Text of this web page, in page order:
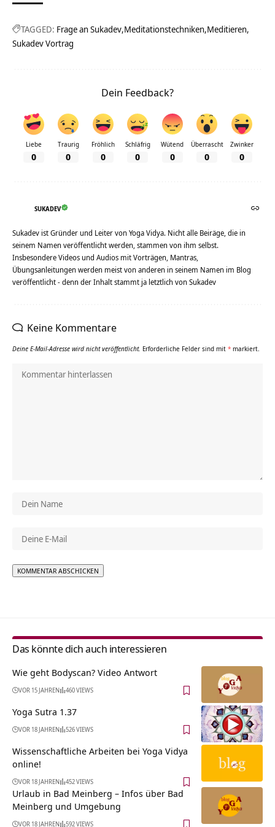
TAGGED: Frage an Sukadev Meditationstechniken Meditieren
Sukadev Vortrag
Dein Feedback?
Liebe
0
Traurig
0
Fröhlich
0
Schläfrig
0
Wütend
0
Überrascht
0
Zwinker
0
SUKADEV
Sukadev ist Gründer und Leiter von Yoga Vidya. Nicht alle Beiräge, die in
seinem Namen veröffentlicht werden, stammen von ihm selbst.
Insbesondere Videos und Audios mit Vorträgen, Mantras,
Übungsanleitungen werden meist von anderen in seinem Namen im Blog
veröffentlicht - denn der Inhalt stammt ja letztlich von Sukadev
Keine Kommentare
Deine E-Mail-Adresse wird nicht veröffentlicht. Erforderliche Felder sind mit * markiert.
Das könnte dich auch interessieren
Wie geht Bodyscan? Video Antwort
VOR 15 JAHREN 460 VIEWS
Yoga Sutra 1.37
VOR 18 JAHREN 526 VIEWS
Wissenschaftliche Arbeiten bei Yoga Vidya
online!
VOR 18 JAHREN 452 VIEWS
Urlaub in Bad Meinberg – Infos über Bad
Meinberg und Umgebung
VOR 18 JAHREN 592 VIEWS